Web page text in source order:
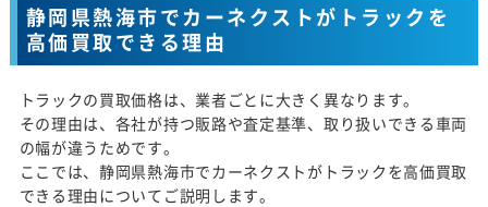
静岡県熱海市でカーネクストがトラックを
高価買取できる理由
トラックの買取価格は、業者ごとに大きく異なります。
その理由は、各社が持つ販路や査定基準、取り扱いできる車両
の幅が違うためです。
ここでは、静岡県熱海市でカーネクストがトラックを高価買取
できる理由についてご説明します。